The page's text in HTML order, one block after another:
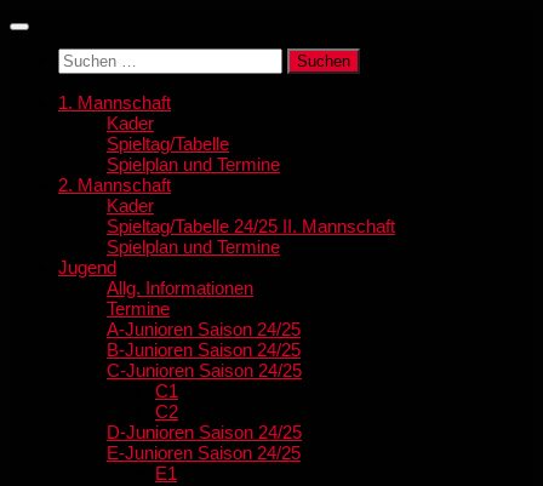
Zum
springenSuchen
nach:
1. Mannschaft
Kader
Spieltag/Tabelle
Spielplan und Termine
2. Mannschaft
Kader
Spieltag/Tabelle 24/25 II. Mannschaft
Spielplan und Termine
Jugend
Allg. Informationen
Termine
A-Junioren Saison 24/25
B-Junioren Saison 24/25
C-Junioren Saison 24/25
C1
C2
D-Junioren Saison 24/25
E-Junioren Saison 24/25
E1